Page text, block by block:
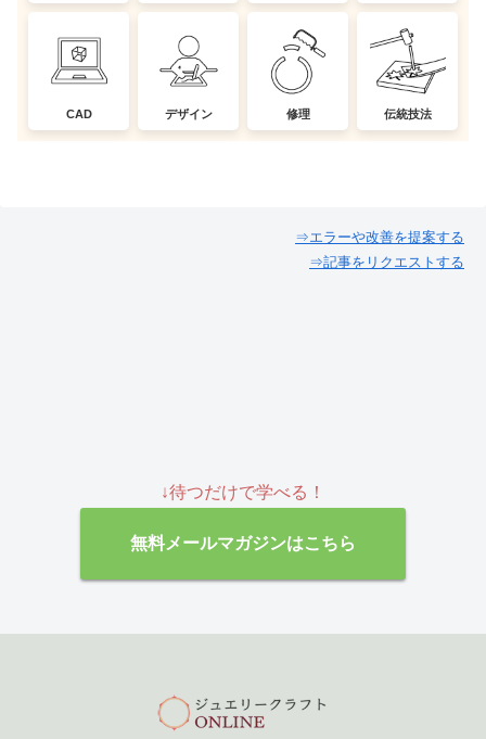
CAD デザイン 修理 伝統技法
⇒エラーや改善を提案する
⇒記事をリクエストする
↓待つだけで学べる！
無料メールマガジンはこちら